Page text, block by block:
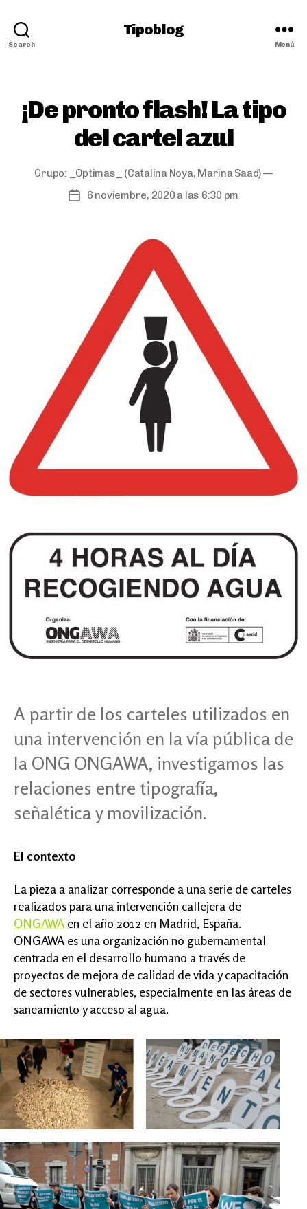
Search
Tipoblog
Menú
¡De pronto flash! La tipo
del cartel azul
Grupo: _Optimas_
(Catalina Noya, Marina Saad) —
Fecha6 noviembre, 2020 a las 6:30 pm
A partir de los carteles utilizados en
una intervención en la vía pública de
la ONG ONGAWA, investigamos las
relaciones entre tipografía,
señalética y movilización.
El contexto
La pieza a analizar corresponde a una serie de carteles
realizados para una intervención callejera de
ONGAWA en el año 2012 en Madrid, España.
ONGAWA es una organización no gubernamental
centrada en el desarrollo humano a través de
proyectos de mejora de calidad de vida y capacitación
de sectores vulnerables, especialmente en las áreas de
saneamiento y acceso al agua.